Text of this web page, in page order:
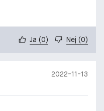
Ja (0) Nej (0)
2022-11-13